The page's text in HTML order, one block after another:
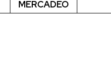
MERCADEO